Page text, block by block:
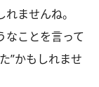
ませんね。
ことを言って
”かもしれませ